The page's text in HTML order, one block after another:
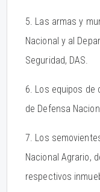
5. Las armas y
Nacional y al
Seguridad, DAS.
6. Los equipos de
de Defensa
7. Los
Nacional Agrario,
respectivos